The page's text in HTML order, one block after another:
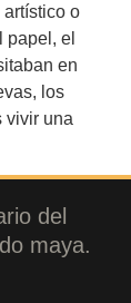
o
papel, el
en
los
vivir una
del
maya.